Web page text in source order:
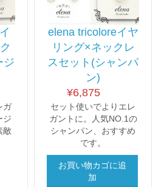
ジ
ガ
ジ
敵
elena tricoloreイヤ
リング×ネックレ
スセット(シャンパ
ン)
¥6,875
セット使いでよりエレ
ガントに。人気NO.1の
シャンパン、おすすめ
です。
お買い物カゴに追
加